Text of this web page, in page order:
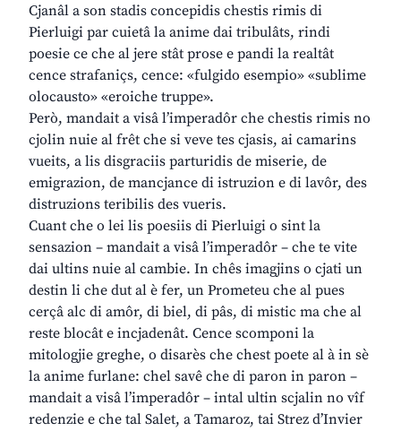
Cjanâl a son stadis concepidis chestis rimis di
Pierluigi par cuietâ la anime dai tribulâts, rindi
poesie ce che al jere stât prose e pandi la realtât
cence strafaniçs, cence: «fulgido esempio» «sublime
olocausto» «eroiche truppe».
Però, mandait a visâ l’imperadôr che chestis rimis no
cjolin nuie al frêt che si veve tes cjasis, ai camarins
vueits, a lis disgraciis parturidis de miserie, de
emigrazion, de mancjance di istruzion e di lavôr, des
distruzions teribilis des vueris.
Cuant che o lei lis poesiis di Pierluigi o sint la
sensazion – mandait a visâ l’imperadôr – che te vite
dai ultins nuie al cambie. In chês imagjins o cjati un
destin li che dut al è fer, un Prometeu che al pues
cerçâ alc di amôr, di biel, di pâs, di mistic ma che al
reste blocât e incjadenât. Cence scomponi la
mitologjie greghe, o disarès che chest poete al à in sè
la anime furlane: chel savê che di paron in paron –
mandait a visâ l’imperadôr – intal ultin scjalin no vîf
redenzie e che tal Salet, a Tamaroz, tai Strez d’Invier